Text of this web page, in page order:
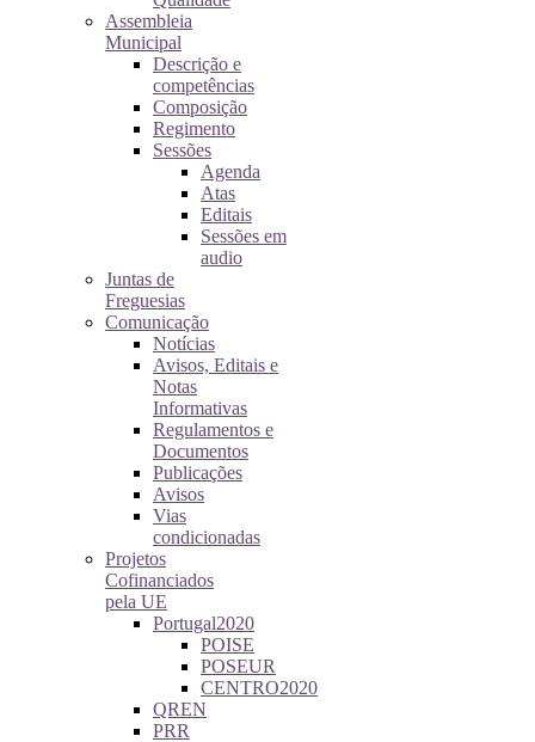
Assembleia
Municipal
Descrição e
competências
Composição
Regimento
Sessões
Agenda
Atas
Editais
Sessões em
audio
Juntas de
Freguesias
Comunicação
Notícias
Avisos, Editais e
Notas
Informativas
Regulamentos e
Documentos
Publicações
Avisos
Vias
condicionadas
Projetos
Cofinanciados
pela UE
Portugal2020
POISE
POSEUR
CENTRO2020
QREN
PRR